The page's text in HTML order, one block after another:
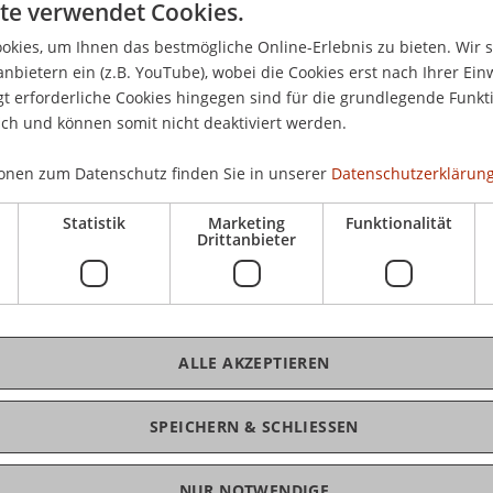
Verzeichnisse, Verweise
verwendet Cookies.
um Ihnen das bestmögliche Online-Erlebnis zu bieten. Wir
ein (z.B. YouTube), wobei die Cookies erst nach Ihrer
erforderliche Cookies hingegen sind für die grundlegende
und können somit nicht deaktiviert werden.
zum Datenschutz finden Sie in unserer
Statistik Marketing
Drittanbieter
Funktionalität
SPEICHERN & SCHLIESSEN
ALLE AKZEPTIEREN